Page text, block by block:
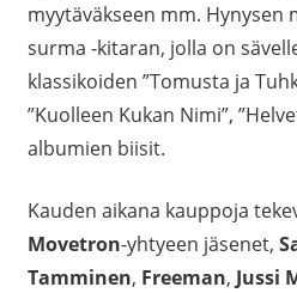
myytäväkseen mm. Hynysen
surma -kitaran, jolla on
klassikoiden ”Tomusta ja
”Kuolleen Kukan Nimi”,
albumien biisit.
Kauden aikana kauppoja
Movetron-yhtyeen jäsenet,
Tamminen, Freeman, Jussi